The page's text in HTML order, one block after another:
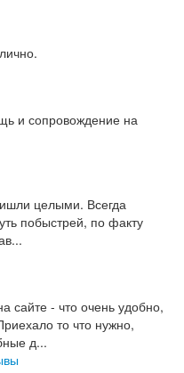
и сопровождение на
целыми. Всегда
побыстрей, по факту
сайте - что очень удобно,
то что нужно,
д...